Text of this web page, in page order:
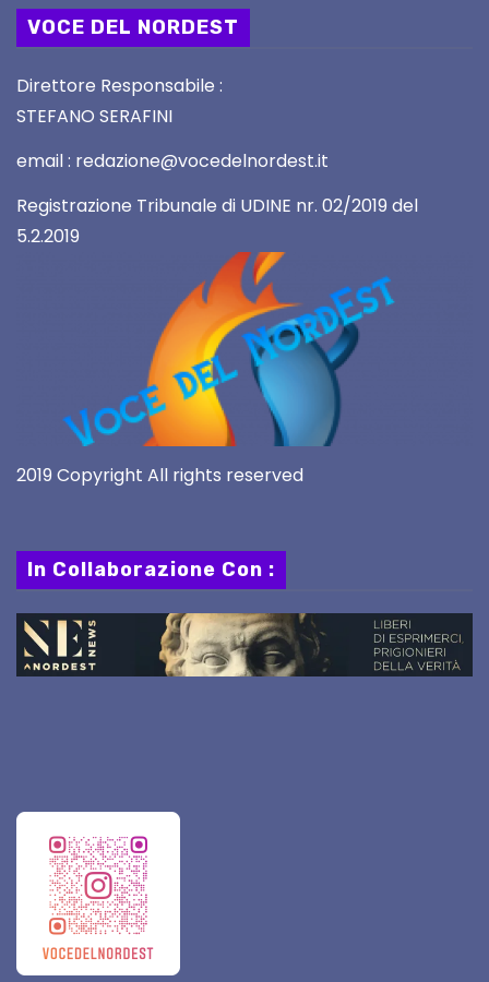
VOCE DEL NORDEST
Direttore Responsabile :
STEFANO SERAFINI
email : redazione@vocedelnordest.it
Registrazione Tribunale di UDINE nr. 02/2019 del
5.2.2019
2019 Copyright All rights reserved
In Collaborazione Con :